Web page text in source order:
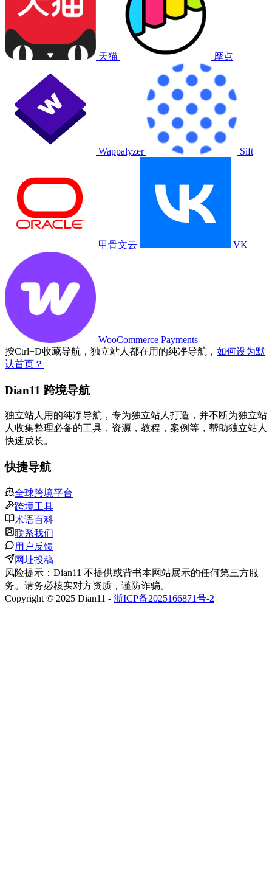
天猫 摩点
Wappalyzer Sift
甲骨文云 VK
WooCommerce Payments
按Ctrl+D收藏导航，独立站人都在用的纯净导航， 如何设为默
认首页？
Dian11 跨境导航
独立站人用的纯净导航，专为独立站人打造，并不断为独立站
人收集整理必备的工具，资源，教程，案例等，帮助独立站人
快速成长。
快捷导航
全球跨境平台
跨境工具
术语百科
联系我们
用户反馈
网址投稿
风险提示：Dian11 不提供或背书本网站展示的任何第三方服
务。请务必核实对方资质，谨防诈骗。
Copyright © 2025 Dian11 - 浙ICP备2025166871号-2